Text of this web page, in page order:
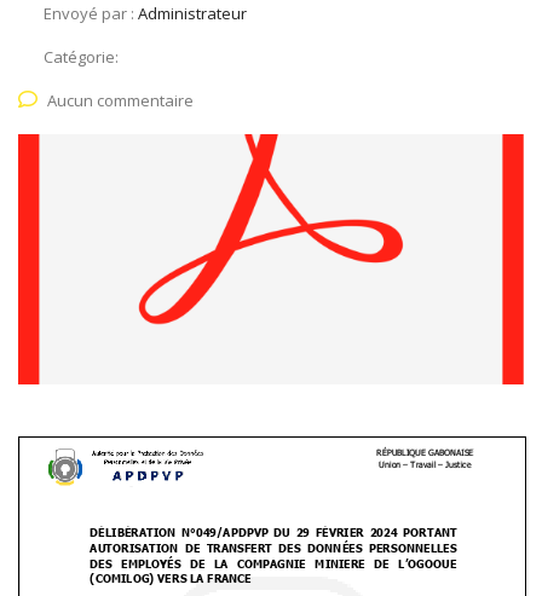
Envoyé par : Administrateur
Catégorie:
Aucun commentaire